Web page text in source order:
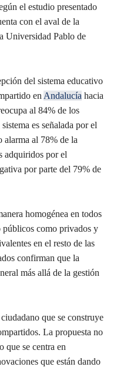
el estudio presentado
con el aval de la
Universidad Pablo de
del sistema educativo
en Andalucía hacia
al 84% de los
es señalada por el
alarma al 78% de la
adquiridos por el
por parte del 79% de
homogénea en todos
públicos como privados y
en el resto de las
confirman que la
más allá de la gestión
que se construye
La propuesta no
que se centra en
que están dando